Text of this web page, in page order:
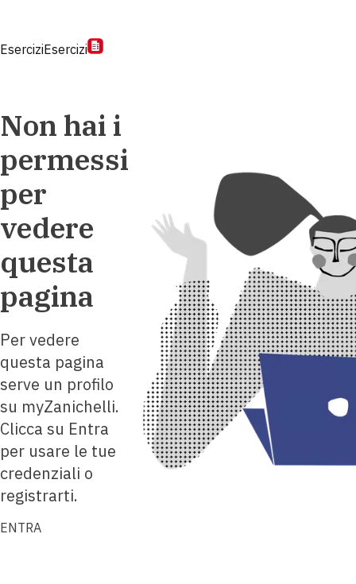
EserciziEsercizi
Non hai i
permessi
per
vedere
questa
pagina
Per vedere
questa pagina
serve un profilo
su myZanichelli.
Clicca su Entra
per usare le tue
credenziali o
registrarti.
ENTRA